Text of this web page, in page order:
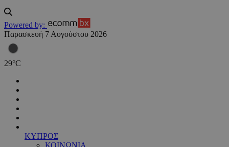
Powered by:
Παρασκευή 7 Αυγούστου 2026
29°C
ΚΥΠΡΟΣ